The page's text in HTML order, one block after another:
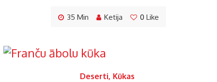
35 Min Ketija 0 Like
Deserti, Kūkas